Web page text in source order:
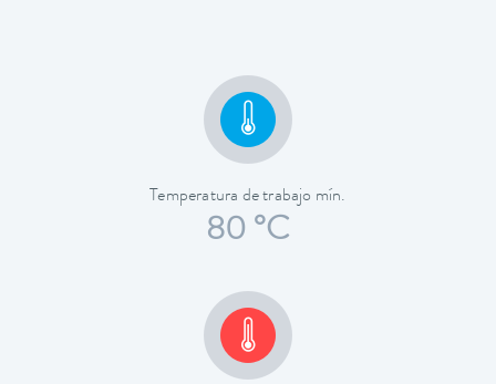
Temperatura de trabajo mín.
80 °C